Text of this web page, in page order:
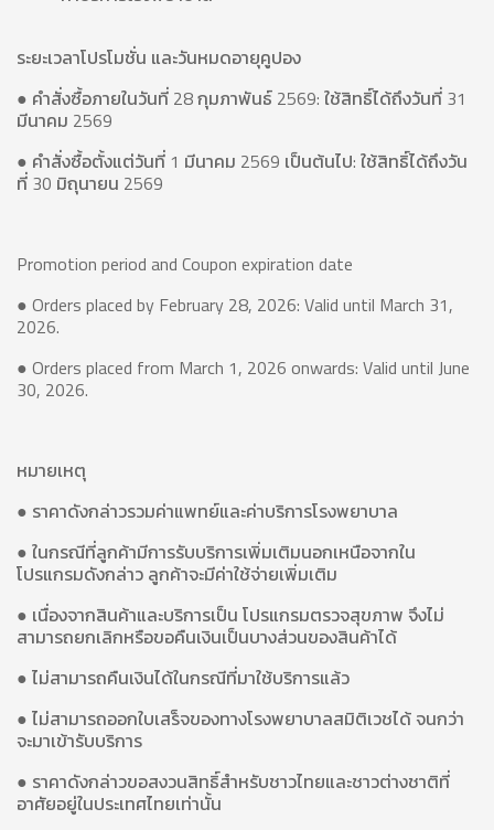
ระยะเวลาโปรโมชั่น และวันหมดอายุคูปอง
● คำสั่งซื้อภายในวันที่ 28 กุมภาพันธ์ 2569: ใช้สิทธิ์ได้ถึงวันที่ 31
มีนาคม 2569
● คำสั่งซื้อตั้งแต่วันที่ 1 มีนาคม 2569 เป็นต้นไป: ใช้สิทธิ์ได้ถึงวัน
ที่ 30 มิถุนายน 2569
Promotion period and Coupon expiration date
● Orders placed by February 28, 2026: Valid until March 31,
2026.
● Orders placed from March 1, 2026 onwards: Valid until June
30, 2026.
หมายเหตุ
● ราคาดังกล่าวรวมค่าแพทย์และค่าบริการโรงพยาบาล
● ในกรณีที่ลูกค้ามีการรับบริการเพิ่มเติมนอกเหนือจากใน
โปรแกรมดังกล่าว ลูกค้าจะมีค่าใช้จ่ายเพิ่มเติม
● เนื่องจากสินค้าและบริการเป็น โปรแกรมตรวจสุขภาพ จึงไม่
สามารถยกเลิกหรือขอคืนเงินเป็นบางส่วนของสินค้าได้
● ไม่สามารถคืนเงินได้ในกรณีที่มาใช้บริการแล้ว
● ไม่สามารถออกใบเสร็จของทางโรงพยาบาลสมิติเวชได้ จนกว่า
จะมาเข้ารับบริการ
● ราคาดังกล่าวขอสงวนสิทธิ์สำหรับชาวไทยและชาวต่างชาติที่
อาศัยอยู่ในประเทศไทยเท่านั้น